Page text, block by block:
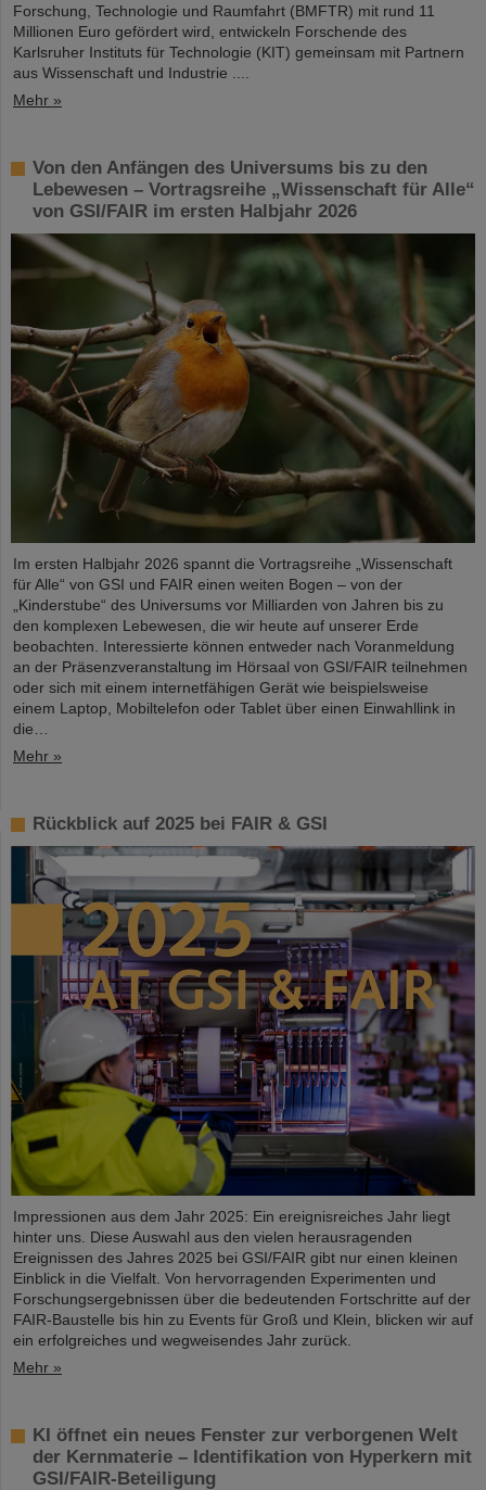
Forschung, Technologie und Raumfahrt (BMFTR) mit rund 11
Millionen Euro gefördert wird, entwickeln Forschende des
Karlsruher Instituts für Technologie (KIT) gemeinsam mit Partnern
aus Wissenschaft und Industrie ....
Mehr »
Von den Anfängen des Universums bis zu den
Lebewesen – Vortragsreihe „Wissenschaft für Alle“
von GSI/FAIR im ersten Halbjahr 2026
Im ersten Halbjahr 2026 spannt die Vortragsreihe „Wissenschaft
für Alle“ von GSI und FAIR einen weiten Bogen – von der
„Kinderstube“ des Universums vor Milliarden von Jahren bis zu
den komplexen Lebewesen, die wir heute auf unserer Erde
beobachten. Interessierte können entweder nach Voranmeldung
an der Präsenzveranstaltung im Hörsaal von GSI/FAIR teilnehmen
oder sich mit einem internetfähigen Gerät wie beispielsweise
einem Laptop, Mobiltelefon oder Tablet über einen Einwahllink in
die…
Mehr »
Rückblick auf 2025 bei FAIR & GSI
Impressionen aus dem Jahr 2025: Ein ereignisreiches Jahr liegt
hinter uns. Diese Auswahl aus den vielen herausragenden
Ereignissen des Jahres 2025 bei GSI/FAIR gibt nur einen kleinen
Einblick in die Vielfalt. Von hervorragenden Experimenten und
Forschungsergebnissen über die bedeutenden Fortschritte auf der
FAIR-Baustelle bis hin zu Events für Groß und Klein, blicken wir auf
ein erfolgreiches und wegweisendes Jahr zurück.
Mehr »
KI öffnet ein neues Fenster zur verborgenen Welt
der Kernmaterie – Identifikation von Hyperkern mit
GSI/FAIR-Beteiligung